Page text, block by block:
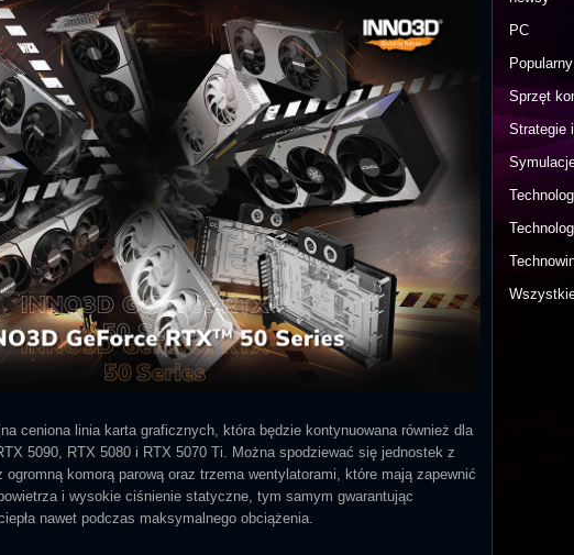
ceniona linia karta graficznych, która będzie kontynuowana również dla
5090, RTX 5080 i RTX 5070 Ti. Można spodziewać się jednostek z
ogromną komorą parową oraz trzema wentylatorami, które mają zapewnić
i wysokie ciśnienie statyczne, tym samym gwarantując
nawet podczas maksymalnego obciążenia.
PC
Sprzęt
Strategie